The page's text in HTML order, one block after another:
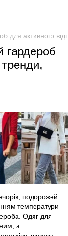
для активного
гардероб
подорожей
температури
Одяг для
а